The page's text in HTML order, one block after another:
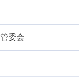
委会